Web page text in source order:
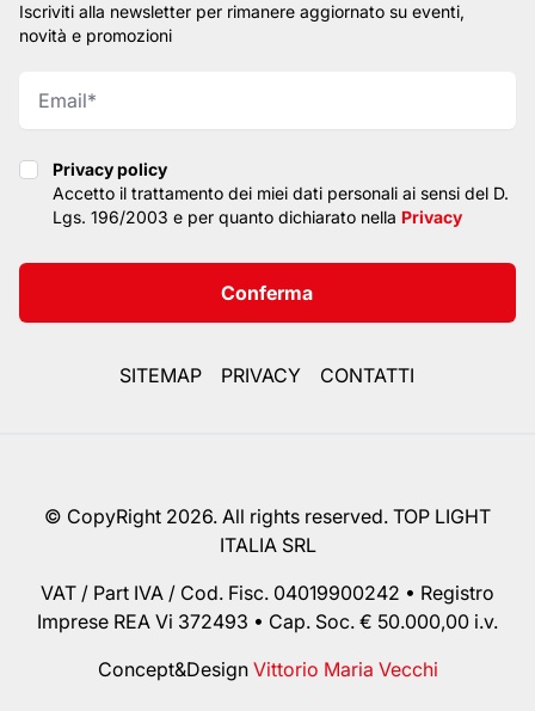
Iscriviti alla newsletter per rimanere aggiornato su eventi,
novità e promozioni
Privacy policy
Privacy policy
Accetto il trattamento dei miei dati personali ai sensi del D.
Lgs. 196/2003 e per quanto dichiarato nella Privacy
Conferma
SITEMAP PRIVACY CONTATTI
© CopyRight 2026. All rights reserved. TOP LIGHT
ITALIA SRL
VAT / Part IVA / Cod. Fisc. 04019900242 • Registro
Imprese REA Vi 372493 • Cap. Soc. € 50.000,00 i.v.
Concept&Design Vittorio Maria Vecchi